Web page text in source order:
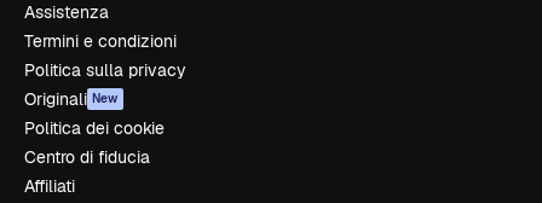
Assistenza
Termini e condizioni
Politica sulla privacy
Originali New
Politica dei cookie
Centro di fiducia
Affiliati